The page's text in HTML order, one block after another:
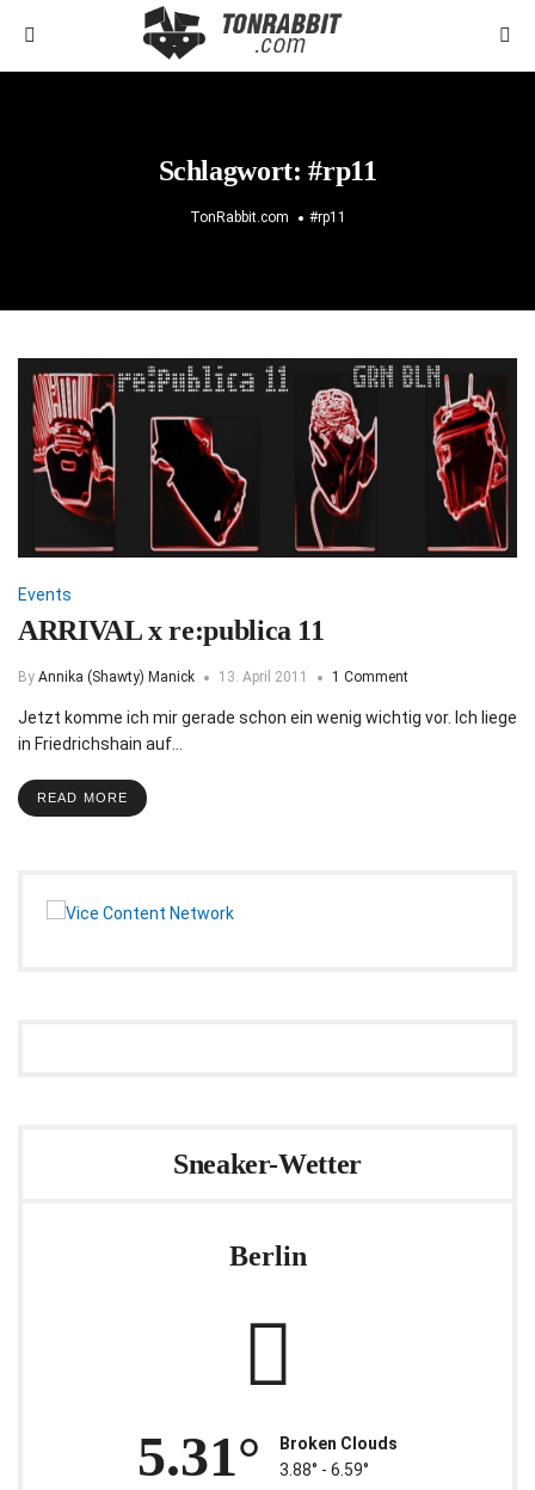
Schlagwort:#rp11
TonRabbit.com #rp11
Events
ARRIVAL x re:publica 11
By Annika (Shawty) Manick 13. April 2011 1 Comment
Jetzt komme ich mir gerade schon ein wenig wichtig vor. Ich liege
in Friedrichshain auf…
READ MORE
Sneaker-Wetter
Berlin
5.31°
Broken Clouds
3.88° ‐ 6.59°